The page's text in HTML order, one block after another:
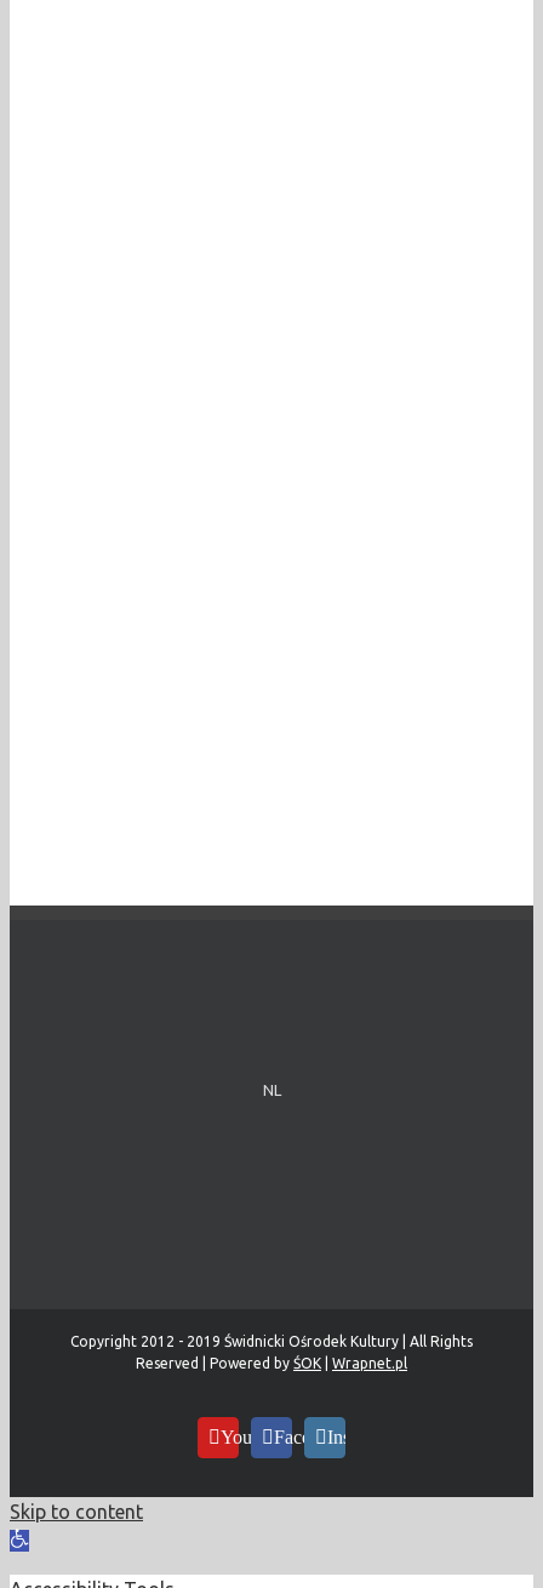
NL
Copyright 2012 - 2019 Świdnicki Ośrodek Kultury | All Rights
Reserved | Powered by ŚOK Wrapnet.pl
YouTubeFacebookInstagram
Skip to content
Open